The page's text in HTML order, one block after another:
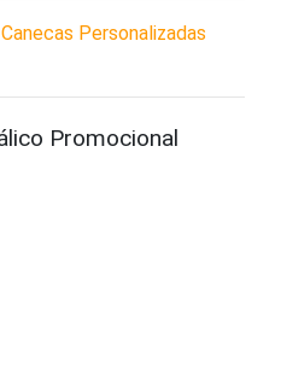
Canecas Personalizadas